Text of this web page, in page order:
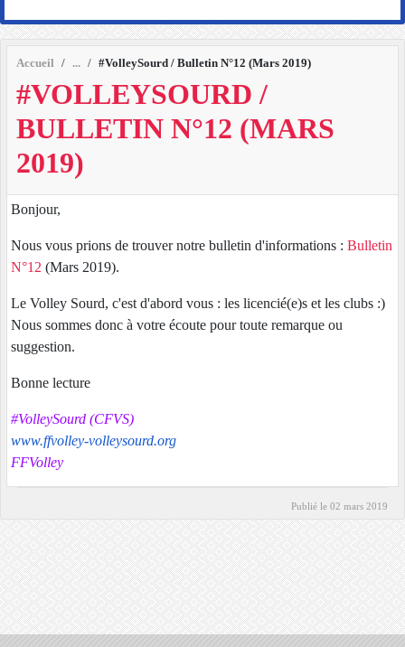
Accueil #VolleySourd / Bulletin N°12 (Mars 2019)
#VOLLEYSOURD /
BULLETIN N°12 (MARS
2019)
Bonjour,
Nous vous prions de trouver notre bulletin d'informations : Bulletin
N°12 (Mars 2019).
Le Volley Sourd, c'est d'abord vous : les licencié(e)s et les clubs :)
Nous sommes donc à votre écoute pour toute remarque ou
suggestion.
Bonne lecture
#VolleySourd (CFVS)
www.ffvolley-volleysourd.org
FFVolley
Publié le 02 mars 2019